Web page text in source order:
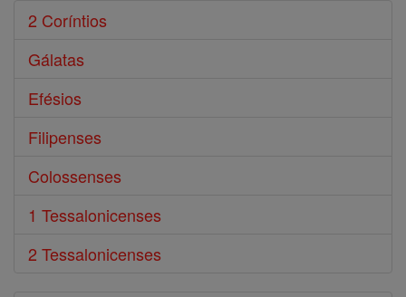
2 Coríntios
Gálatas
Efésios
Filipenses
Colossenses
1 Tessalonicenses
2 Tessalonicenses